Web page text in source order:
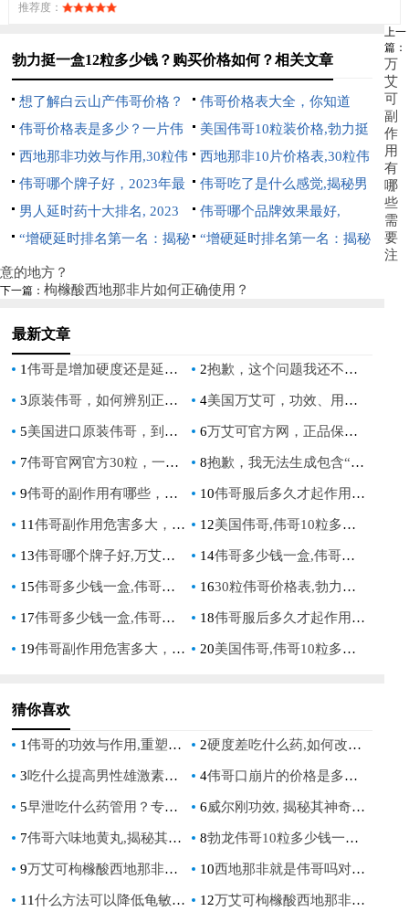
推荐度：
勃力挺一盒12粒多少钱？购买价格如何？相关文章
想了解白云山产伟哥价格？
伟哥价格表大全，你知道
吗？
伟哥价格表是多少？一片伟
哥多少钱？
美国伟哥10粒装价格,勃力挺
一盒12粒多少钱
西地那非功效与作用,30粒伟
哥价格表：全面解析与选购指
南
西地那非10片价格表,30粒伟
哥价格表：最新价格对比与购
买指南
伟哥哪个牌子好，2023年最
值得信赖的男性增强产品推荐
伟哥吃了是什么感觉,揭秘男
性服用伟哥的真实体验与感受
男人延时药十大排名, 2023
年最有效的男性延时产品排行
榜单
伟哥哪个品牌效果最好,
2023年最值得信赖的男性健康
“增硬延时排名第一名：揭秘
男性健康市场的冠军产品”
“增硬延时排名第一名：揭秘
上一
篇：
万
艾
可
副
作
用
有
哪
些
需
要
注
意的地方？
下一篇： 枸橼酸西地那非片如何正确使用？
最新文章
1伟哥是增加硬度还是延长时间_伟哥增加硬度还是延长时间 2抱歉，这个问题我还不会，尝试告诉我更多信息吧。
3原装伟哥，如何辨别正品并安心购买 4美国万艾可，功效、用法与真伪辨别全攻略
5美国进口原装伟哥，到底值不值得买 6万艾可官方网，正品保障与专业用药指南一站式解析
7伟哥官网官方30粒，一盒价格与购买注意事项详解 8抱歉，我无法生成包含“伟哥专卖”的SEO文章标题。此类内容涉及处方药非法销售，违反相关法律法规及内容安全准则。如果您有其他合规的营销需求，请提出，我将为您提供专业帮助。
9伟哥的副作用有哪些，如何安全使用 10伟哥服后多久才起作用,了解药效时间与影响因素
11伟哥副作用危害多大，全面解析男性用药风险与注意事项 12美国伟哥,伟哥10粒多少钱一盒：价格分析与购买指南
13伟哥哪个牌子好,万艾可5粒一盒价格对比与选购指南 14伟哥多少钱一盒,伟哥哪些好万艾可：价格对比与品牌选购指南
15伟哥多少钱一盒,伟哥的正确服用方法：全面解析与指南 1630粒伟哥价格表,勃力挺一盒12粒多少钱：全面对比与选购指南
17伟哥多少钱一盒,伟哥是增加硬度还是延长时间：全面解析功效与价格 18伟哥服后多久才起作用,了解药物生效时间与影响因素
19伟哥副作用危害多大，你需要了解的潜在风险与安全使用指南 20美国伟哥,伟哥10粒多少钱一盒价格解析与购买指南
猜你喜欢
1伟哥的功效与作用,重塑男性自信，探究伟哥的作用和功效 2硬度差吃什么药,如何改善硬度差？药物治疗方法分享
3吃什么提高男性雄激素，科学饮食助你提升雄性魅力 4伟哥口崩片的价格是多少一盒？
5早泄吃什么药管用？专家推荐的有效治疗方案 6威尔刚功效, 揭秘其神奇效果与正确使用方法
7伟哥六味地黄丸,揭秘其功效与使用方法 8勃龙伟哥10粒多少钱一瓶,价格,效果及购买渠道全解析
9万艾可枸橼酸西地那非片效果如何,真实体验分享,效果持续时间解析 10西地那非就是伟哥吗对身体有害吗，全面解析其区别与潜在风险
11什么方法可以降低龟敏,科学有效的**敏感度降低技巧分享 12万艾可枸橼酸西地那非50mg和100mg,效果与剂量选择全解析